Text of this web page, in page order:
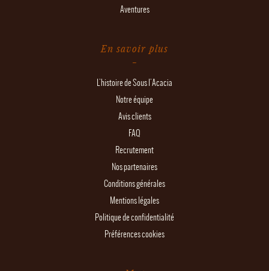
Aventures
En savoir plus
L'histoire de Sous l'Acacia
Notre équipe
Avis clients
FAQ
Recrutement
Nos partenaires
Conditions générales
Mentions légales
Politique de confidentialité
Préférences cookies